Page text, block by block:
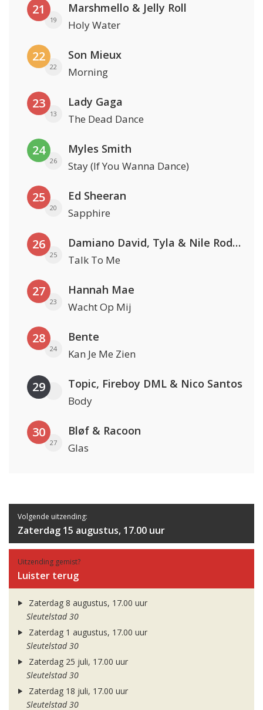
21
19
Marshmello & Jelly Roll
Holy Water
22
22
Son Mieux
Morning
23
13
Lady Gaga
The Dead Dance
24
26
Myles Smith
Stay (If You Wanna Dance)
25
20
Ed Sheeran
Sapphire
26
25
Damiano David, Tyla & Nile Rodgers
Talk To Me
27
23
Hannah Mae
Wacht Op Mij
28
24
Bente
Kan Je Me Zien
29 Topic, Fireboy DML & Nico Santos
Body
30
27
Bløf & Racoon
Glas
Volgende uitzending:
Zaterdag 15 augustus, 17.00 uur
Uitzending gemist?
Luister terug
Zaterdag 8 augustus, 17.00 uur
Sleutelstad 30
Zaterdag 1 augustus, 17.00 uur
Sleutelstad 30
Zaterdag 25 juli, 17.00 uur
Sleutelstad 30
Zaterdag 18 juli, 17.00 uur
Sleutelstad 30